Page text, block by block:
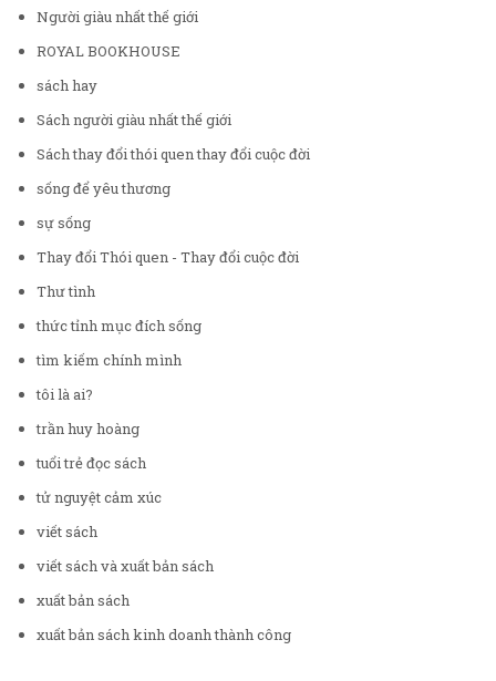
Người giàu nhất thế giới
ROYAL BOOKHOUSE
sách hay
Sách người giàu nhất thế giới
Sách thay đổi thói quen thay đổi cuộc đời
sống để yêu thương
sự sống
Thay đổi Thói quen - Thay đổi cuộc đời
Thư tình
thức tỉnh mục đích sống
tìm kiếm chính mình
tôi là ai?
trần huy hoàng
tuổi trẻ đọc sách
tử nguyệt cảm xúc
viết sách
viết sách và xuất bản sách
xuất bản sách
xuất bản sách kinh doanh thành công